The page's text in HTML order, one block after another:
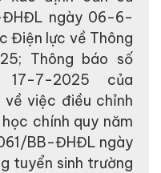
ĐHĐL ngày 06-6-
Điện lực về Thông
Thông báo số
17-7-2025 của
việc điều chỉnh
chính quy năm
BB-ĐHĐL ngày
tuyển sinh trường